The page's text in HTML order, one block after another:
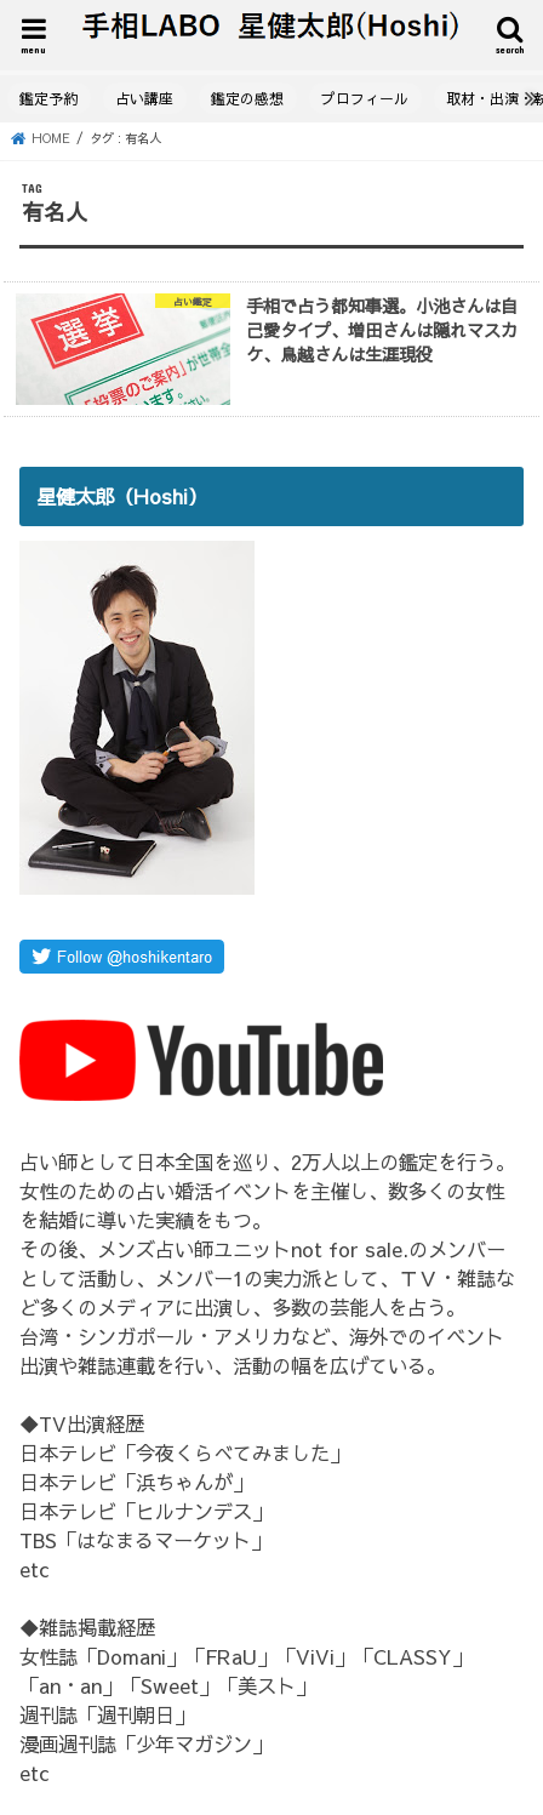
search
menu
鑑定予約 占い講座 鑑定の感想 プロフィール 取材・出演・
HOME タグ : 有名人
TAG
有名人
占い鑑定
手相で占う都知事選。小池さんは自
己愛タイプ、増田さんは隠れマスカ
ケ、鳥越さんは生涯現役
星健太郎（Hoshi）
占い師として日本全国を巡り、2万人以上の鑑定を行う。
女性のための占い婚活イベントを主催し、数多くの女性
を結婚に導いた実績をもつ。
その後、メンズ占い師ユニットnot for sale.のメンバー
として活動し、メンバー1の実力派として、ＴＶ・雑誌な
ど多くのメディアに出演し、多数の芸能人を占う。
台湾・シンガポール・アメリカなど、海外でのイベント
出演や雑誌連載を行い、活動の幅を広げている。
◆TV出演経歴
日本テレビ「今夜くらべてみました」
日本テレビ「浜ちゃんが」
日本テレビ「ヒルナンデス」
TBS「はなまるマーケット」
etc
◆雑誌掲載経歴
女性誌「Domani」「FRaU」「ViVi」「CLASSY」
「an・an」「Sweet」「美スト」
週刊誌「週刊朝日」
漫画週刊誌「少年マガジン」
etc